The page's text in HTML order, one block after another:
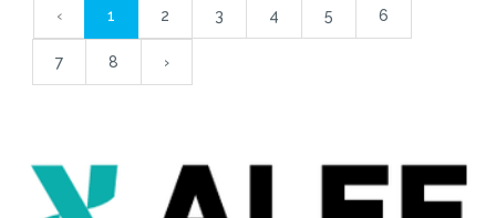
‹ 1 2 3 4 5 6
7 8 ›